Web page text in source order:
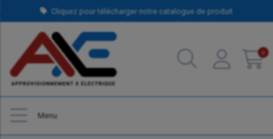
Cliquez pour télécharger notre catalogue de produit
0
Menu